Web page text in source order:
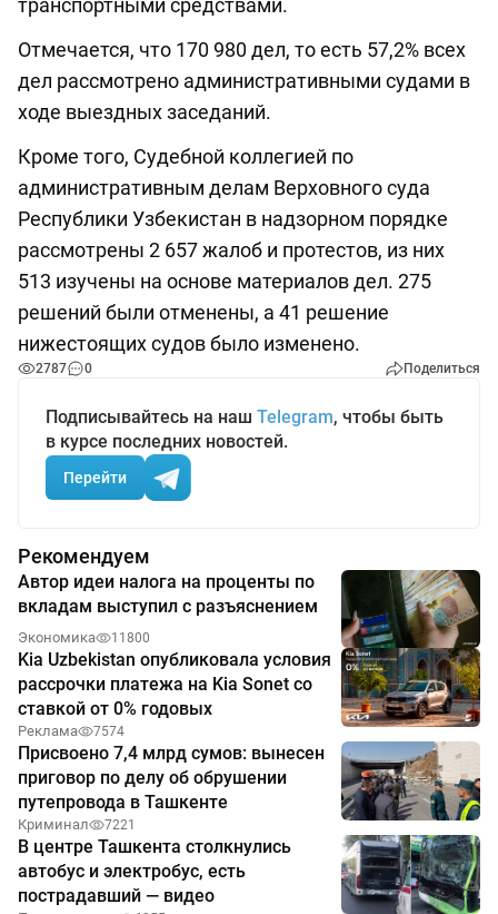
транспортными средствами.
Отмечается, что 170 980 дел, то есть 57,2% всех
дел рассмотрено административными судами в
ходе выездных заседаний.
Кроме того, Судебной коллегией по
административным делам Верховного суда
Республики Узбекистан в надзорном порядке
рассмотрены 2 657 жалоб и протестов, из них
513 изучены на основе материалов дел. 275
решений были отменены, а 41 решение
нижестоящих судов было изменено.
2787 0 Поделиться
Подписывайтесь на наш Telegram, чтобы быть
в курсе последних новостей.
Перейти
Рекомендуем
Автор идеи налога на проценты по
вкладам выступил с разъяснением
Экономика 11800
Kia Uzbekistan опубликовала условия
рассрочки платежа на Kia Sonet со
ставкой от 0% годовых
Реклама 7574
Присвоено 7,4 млрд сумов: вынесен
приговор по делу об обрушении
путепровода в Ташкенте
Криминал 7221
В центре Ташкента столкнулись
автобус и электробус, есть
пострадавший — видео